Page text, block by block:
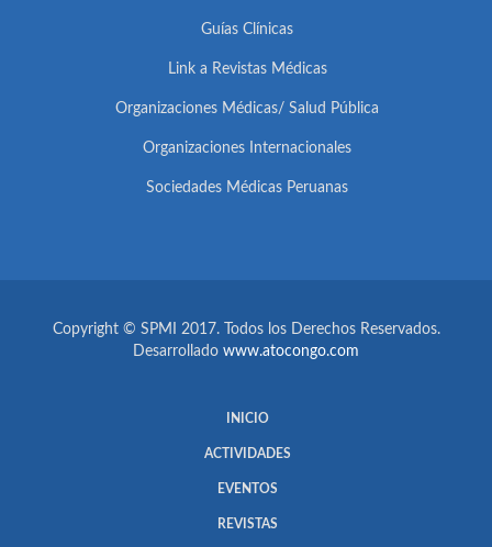
Guías Clínicas
Link a Revistas Médicas
Organizaciones Médicas/ Salud Pública
Organizaciones Internacionales
Sociedades Médicas Peruanas
Copyright © SPMI 2017. Todos los Derechos Reservados.
Desarrollado www.atocongo.com
INICIO
ACTIVIDADES
EVENTOS
REVISTAS